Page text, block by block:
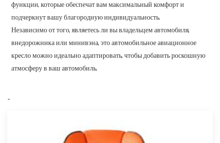
функции, которые обеспечат вам максимальный комфорт и
подчеркнут вашу благородную индивидуальность.
Независимо от того, являетесь ли вы владельцем автомобиля,
внедорожника или минивэна, это автомобильное авиационное
кресло можно идеально адаптировать, чтобы добавить роскошную
атмосферу в ваш автомобиль.
-